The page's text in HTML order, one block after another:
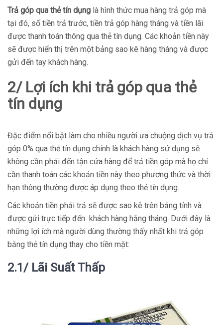
Trả góp qua thẻ tín dụng là hình thức mua hàng trả góp mà
tại đó, số tiền trả trước, tiền trả góp hàng tháng và tiền lãi
được thanh toán thông qua thẻ tín dụng. Các khoản tiền này
sẽ được hiển thị trên một bảng sao kê hàng tháng và được
gửi đến tay khách hàng.
2/ Lợi ích khi trả góp qua thẻ
tín dụng
Đặc điểm nổi bật làm cho nhiều người ưa chuộng dịch vụ trả
góp 0% qua thẻ tín dụng chính là khách hàng sử dụng sẽ
không cần phải đến tận cửa hàng để trả tiền góp mà họ chỉ
cần thanh toán các khoản tiền này theo phương thức và thời
hạn thông thường được áp dụng theo thẻ tín dụng.
Các khoản tiền phải trả sẽ được sao kê trên bảng tính và
được gửi trực tiếp đến khách hàng hằng tháng. Dưới đây là
những lợi ích mà người dùng thường thấy nhất khi trả góp
bằng thẻ tín dụng thay cho tiền mặt:
2.1/ Lãi Suất Thấp